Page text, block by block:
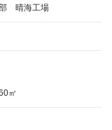
晴海工場
㎡